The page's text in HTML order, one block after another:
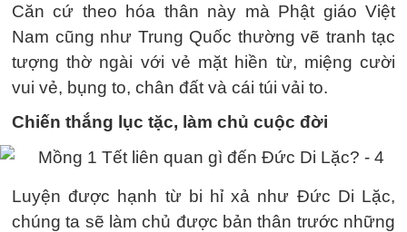
Căn cứ theo hóa thân này mà Phật giáo Việt
Nam cũng như Trung Quốc thường vẽ tranh tạc
tượng thờ ngài với vẻ mặt hiền từ, miệng cười
vui vẻ, bụng to, chân đất và cái túi vải to.
Chiến thắng lục tặc, làm chủ cuộc đời
Luyện được hạnh từ bi hỉ xả như Đức Di Lặc,
chúng ta sẽ làm chủ được bản thân trước những